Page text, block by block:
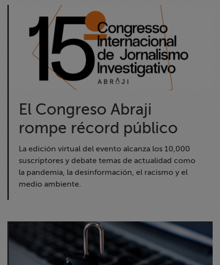
El Congreso Abraji
rompe récord público
La edición virtual del evento alcanza los 10,000
suscriptores y debate temas de actualidad como
la pandemia, la desinformación, el racismo y el
medio ambiente.